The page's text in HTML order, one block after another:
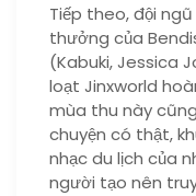
Tiếp theo, đội
thưởng của
(Kabuki, Jessica
loạt Jinxworld
mùa thu này
chuyện có thật,
nhạc du lịch của
người tạo nên